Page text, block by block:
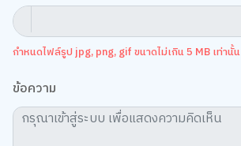
กำหนดไฟล์รูป jpg, png, gif ขนาดไม่เกิน 5 MB เท่านั้น
ข้อความ